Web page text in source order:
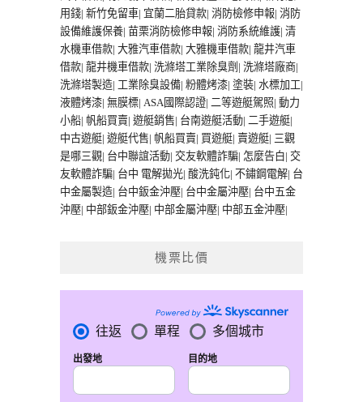
用錢| 新竹免留車| 宜蘭二胎貸款| 消防檢修申報| 消防
設備維護保養| 苗栗消防檢修申報| 消防系統維護| 清
水機車借款| 大雅汽車借款| 大雅機車借款| 龍井汽車
借款| 龍井機車借款| 洗滌塔工業除臭劑 | 洗滌塔廠商|
洗滌塔製造| 工業除臭設備| 粉體烤漆| 塗裝| 水標加工|
液體烤漆| 無膜標| ASA國際認證| 二等遊艇駕照| 動力
小船| 帆船買賣| 遊艇銷售| 台南遊艇活動| 二手遊艇|
中古遊艇| 遊艇代售| 帆船買賣| 買遊艇| 賣遊艇| 三觀
是哪三觀| 台中聯誼活動| 交友軟體詐騙| 怎麼告白| 交
友軟體詐騙| 台中 電解拋光| 酸洗鈍化| 不鏽鋼電解| 台
中金屬製造| 台中鈑金沖壓| 台中金屬沖壓| 台中五金
沖壓| 中部鈑金沖壓| 中部金屬沖壓| 中部五金沖壓|
機票比價